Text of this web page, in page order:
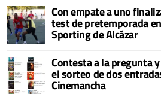
Con empate a uno
test de pretemporada
Sporting de Alcázar
Contesta a la pregunta
el sorteo de dos
Cinemancha